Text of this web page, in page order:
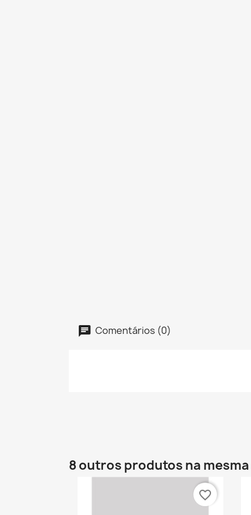
Comentários (0)
8 outros produtos na
favorite_border